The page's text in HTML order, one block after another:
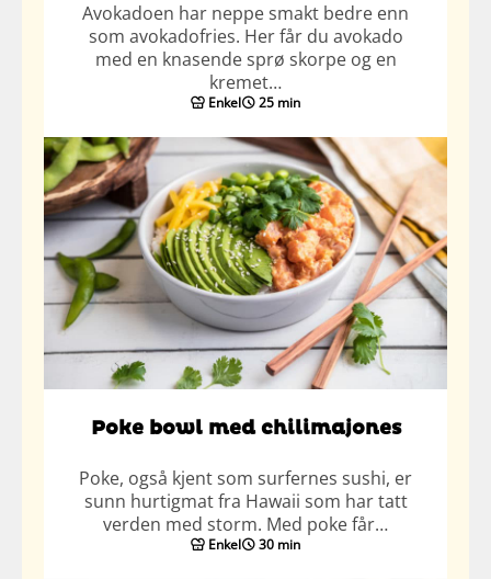
Avokadoen har neppe smakt bedre enn
som avokadofries. Her får du avokado
med en knasende sprø skorpe og en
kremet…
Enkel 25 min
Poke bowl med chilimajones
Poke, også kjent som surfernes sushi, er
sunn hurtigmat fra Hawaii som har tatt
verden med storm. Med poke får…
Enkel 30 min